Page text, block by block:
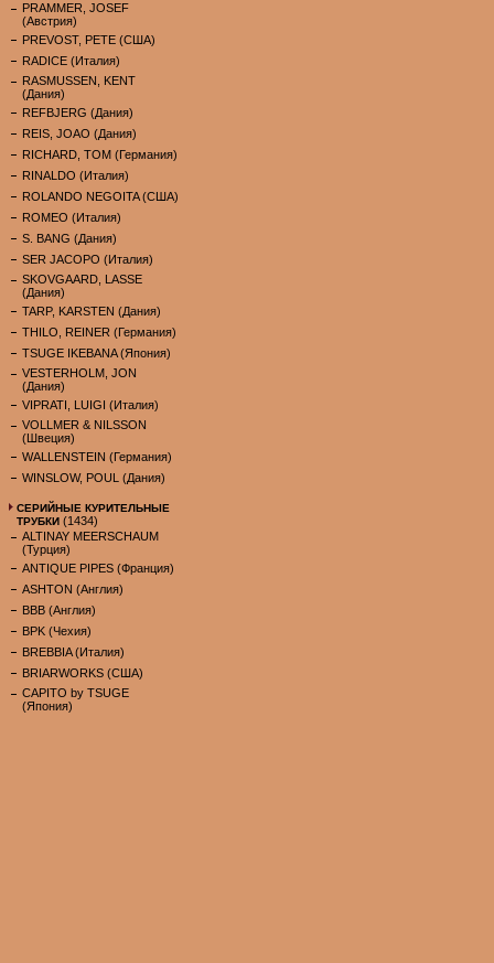
PRAMMER, JOSEF
(Австрия)
PREVOST, PETE (США)
RADICE (Италия)
RASMUSSEN, KENT
(Дания)
REFBJERG (Дания)
REIS, JOAO (Дания)
RICHARD, TOM (Германия)
RINALDO (Италия)
ROLANDO NEGOITA (США)
ROMEO (Италия)
S. BANG (Дания)
SER JACOPO (Италия)
SKOVGAARD, LASSE
(Дания)
TARP, KARSTEN (Дания)
THILO, REINER (Германия)
TSUGE IKEBANA (Япония)
VESTERHOLM, JON
(Дания)
VIPRATI, LUIGI (Италия)
VOLLMER & NILSSON
(Швеция)
WALLENSTEIN (Германия)
WINSLOW, POUL (Дания)
СЕРИЙНЫЕ КУРИТЕЛЬНЫЕ
ТРУБКИ (1434)
ALTINAY MEERSCHAUM
(Турция)
ANTIQUE PIPES (Франция)
ASHTON (Англия)
BBB (Англия)
BPK (Чехия)
BREBBIA (Италия)
BRIARWORKS (США)
CAPITO by TSUGE
(Япония)